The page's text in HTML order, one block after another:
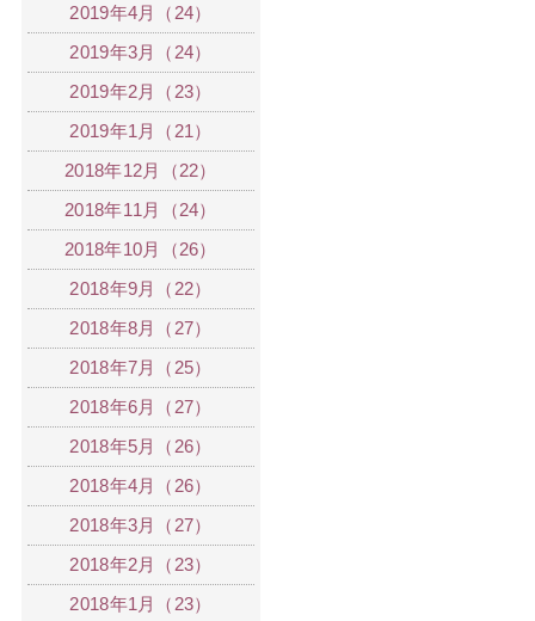
2019年4月（24）
2019年3月（24）
2019年2月（23）
2019年1月（21）
2018年12月（22）
2018年11月（24）
2018年10月（26）
2018年9月（22）
2018年8月（27）
2018年7月（25）
2018年6月（27）
2018年5月（26）
2018年4月（26）
2018年3月（27）
2018年2月（23）
2018年1月（23）